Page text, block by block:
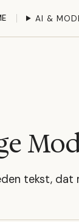
AI &
tekst, dat